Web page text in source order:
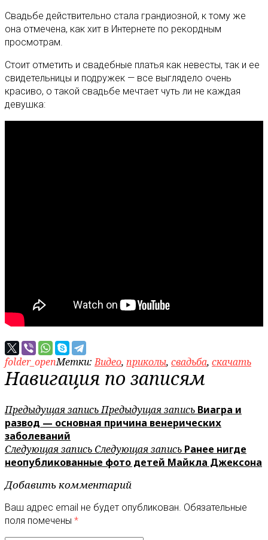
Свадьбе действительно стала грандиозной, к тому же
она отмечена, как хит в Интернете по рекордным
просмотрам.
Стоит отметить и свадебные платья как невесты, так и ее
свидетельницы и подружек — все выглядело очень
красиво, о такой свадьбе мечтает чуть ли не каждая
девушка:
folder_openМетки:Видео, приколы, свадьба, скачать
Навигация по записям
Предыдущая записьПредыдущая запись Виагра и
развод — основная причина венерических
заболеваний
Следующая запись Следующая запись Ранее нигде
неопубликованные фото детей Майкла Джексона
Добавить комментарий
Ваш адрес email не будет опубликован. Обязательные
поля помечены *